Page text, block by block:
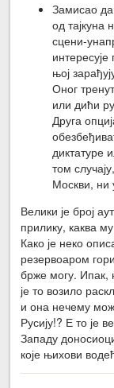
Замисао
од тајкуна
сцени-
њој
Оног
или дићи
Друга
диктатуре
том
Москви, ни
Велики је број
прилику, каква
Како је неко
резервоаром
брже могу. Ипак,
је то возило
и она нечему
Русију!? Е то је
Западу
које њихови